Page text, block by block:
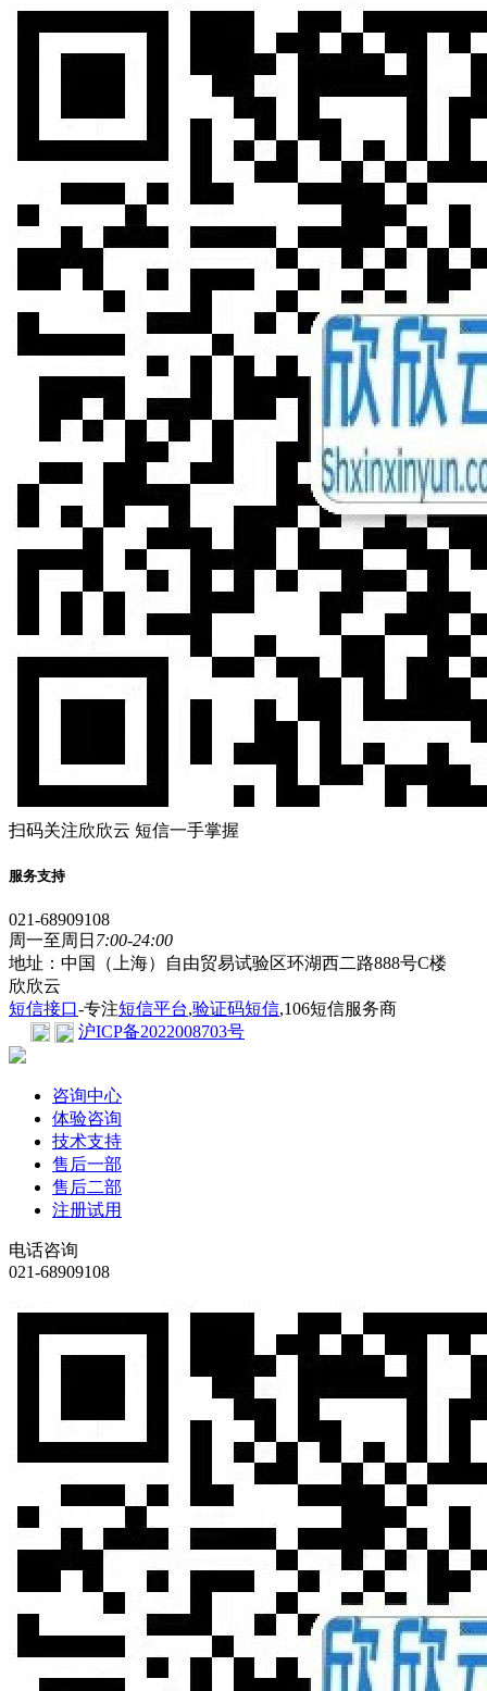
扫码关注欣欣云 短信一手掌握
服务支持
021-68909108
周一至周日 7:00-24:00
地址：中国（上海）自由贸易试验区环湖西二路888号C楼
欣欣云
短信接口-专注短信平台,验证码短信,106短信服务商
沪ICP备2022008703号
咨询中心
体验咨询
技术支持
售后一部
售后二部
注册试用
电话咨询
021-68909108